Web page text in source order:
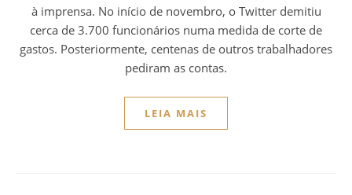
à imprensa. No início de novembro, o Twitter demitiu
cerca de 3.700 funcionários numa medida de corte de
gastos. Posteriormente, centenas de outros trabalhadores
pediram as contas.
LEIA MAIS